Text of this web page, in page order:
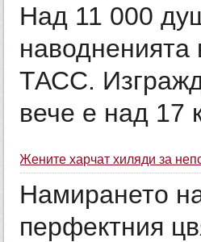
Над 11 000
ТАСС.
вече е над 17
Жените харчат хиляди за
Намирането
перфектния